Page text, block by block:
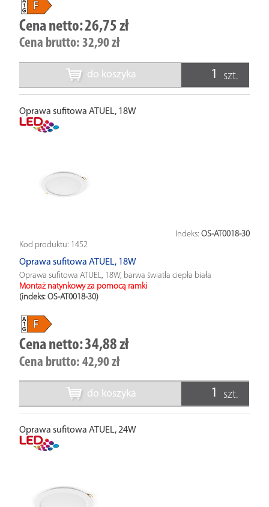
Cena netto:26,75 zł
Cena brutto: 32,90 zł
do koszyka szt.
Oprawa sufitowa ATUEL, 18W
Indeks: OS-AT0018-30
Kod produktu: 1452
Oprawa sufitowa ATUEL, 18W
Oprawa sufitowa ATUEL, 18W, barwa światła ciepła biała
Montaż natynkowy za pomocą ramki
(indeks: OS-AT0018-30)
Cena netto:34,88 zł
Cena brutto: 42,90 zł
do koszyka szt.
Oprawa sufitowa ATUEL, 24W